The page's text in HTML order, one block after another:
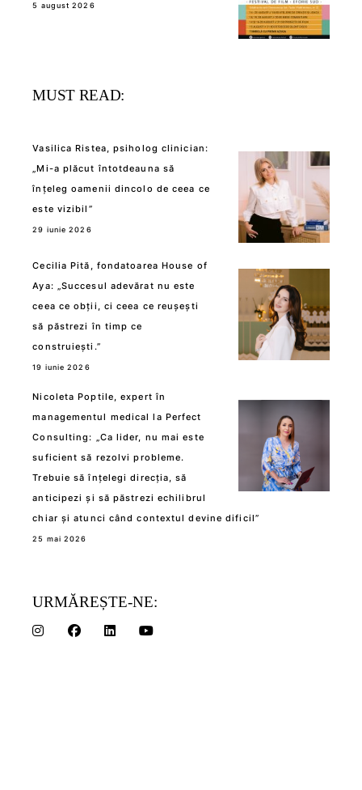
5 august 2026
MUST READ:
Vasilica Ristea, psiholog clinician:
„Mi-a plăcut întotdeauna să
înțeleg oamenii dincolo de ceea ce
este vizibil”
29 iunie 2026
Cecilia Pită, fondatoarea House of
Aya: „Succesul adevărat nu este
ceea ce obții, ci ceea ce reușești
să păstrezi în timp ce
construiești.”
19 iunie 2026
Nicoleta Poptile, expert în
managementul medical la Perfect
Consulting: „Ca lider, nu mai este
suficient să rezolvi probleme.
Trebuie să înțelegi direcția, să
anticipezi și să păstrezi echilibrul
chiar și atunci când contextul devine dificil”
25 mai 2026
URMĂREȘTE-NE: